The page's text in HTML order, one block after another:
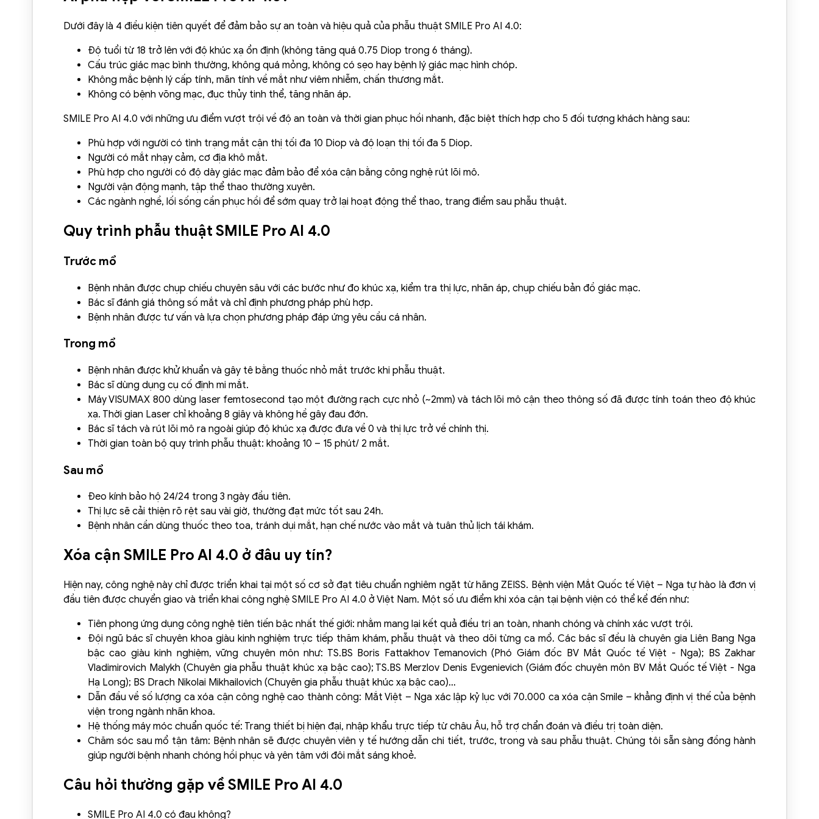
Dưới đây là 4 điều kiện tiên quyết để đảm bảo sự an toàn và hiệu quả của phẫu thuật SMILE Pro AI 4.0:
Độ tuổi từ 18 trở lên với độ khúc xạ ổn định (không tăng quá 0.75 Diop trong 6 tháng).
Cấu trúc giác mạc bình thường, không quá mỏng, không có sẹo hay bệnh lý giác mạc hình chóp.
Không mắc bệnh lý cấp tính, mãn tính về mắt như viêm nhiễm, chấn thương mắt.
Không có bệnh võng mạc, đục thủy tinh thể, tăng nhãn áp.
SMILE Pro AI 4.0 với những ưu điểm vượt trội về độ an toàn và thời gian phục hồi nhanh, đặc biệt thích hợp cho 5 đối tượng khách hàng sau:
Phù hợp với người có tình trạng mắt cận thị tối đa 10 Diop và độ loạn thị tối đa 5 Diop.
Người có mắt nhạy cảm, cơ địa khô mắt.
Phù hợp cho người có độ dày giác mạc đảm bảo để xóa cận bằng công nghệ rút lõi mô.
Người vận động mạnh, tập thể thao thường xuyên.
Các ngành nghề, lối sống cần phục hồi để sớm quay trở lại hoạt động thể thao, trang điểm sau phẫu thuật.
Quy trình phẫu thuật SMILE Pro AI 4.0
Trước mổ
Bệnh nhân được chụp chiếu chuyên sâu với các bước như đo khúc xạ, kiểm tra thị lực, nhãn áp, chụp chiếu bản đồ giác mạc.
Bác sĩ đánh giá thông số mắt và chỉ định phương pháp phù hợp.
Bệnh nhân được tư vấn và lựa chọn phương pháp đáp ứng yêu cầu cá nhân.
Trong mổ
Bệnh nhân được khử khuẩn và gây tê bằng thuốc nhỏ mắt trước khi phẫu thuật.
Bác sĩ dùng dụng cụ cố định mi mắt.
Máy VISUMAX 800 dùng laser femtosecond tạo một đường rạch cực nhỏ (~2mm) và tách lõi mô cận theo thông số đã được tính toán theo độ khúc
xạ. Thời gian Laser chỉ khoảng 8 giây và không hề gây đau đớn.
Bác sĩ tách và rút lõi mô ra ngoài giúp độ khúc xạ được đưa về 0 và thị lực trở về chính thị.
Thời gian toàn bộ quy trình phẫu thuật: khoảng 10 – 15 phút/ 2 mắt.
Sau mổ
Đeo kính bảo hộ 24/24 trong 3 ngày đầu tiên.
Thị lực sẽ cải thiện rõ rệt sau vài giờ, thường đạt mức tốt sau 24h.
Bệnh nhân cần dùng thuốc theo toa, tránh dụi mắt, hạn chế nước vào mắt và tuân thủ lịch tái khám.
Xóa cận SMILE Pro AI 4.0 ở đâu uy tín?
Hiện nay, công nghệ này chỉ được triển khai tại một số cơ sở đạt tiêu chuẩn nghiêm ngặt từ hãng ZEISS. Bệnh viện Mắt Quốc tế Việt – Nga tự hào là đơn vị
đầu tiên được chuyển giao và triển khai công nghệ SMILE Pro AI 4.0 ở Việt Nam. Một số ưu điểm khi xóa cận tại bệnh viện có thể kể đến như:
Tiên phong ứng dụng công nghệ tiên tiến bậc nhất thế giới: nhằm mang lại kết quả điều trị an toàn, nhanh chóng và chính xác vượt trội.
Đội ngũ bác sĩ chuyên khoa giàu kinh nghiệm trực tiếp thăm khám, phẫu thuật và theo dõi từng ca mổ. Các bác sĩ đều là chuyên gia Liên Bang Nga
bậc cao giàu kinh nghiệm, vững chuyên môn như: TS.BS Boris Fattakhov Temanovich (Phó Giám đốc BV Mắt Quốc tế Việt - Nga); BS Zakhar
Vladimirovich Malykh (Chuyên gia phẫu thuật khúc xạ bậc cao); TS.BS Merzlov Denis Evgenievich (Giám đốc chuyên môn BV Mắt Quốc tế Việt - Nga
Hạ Long); BS Drach Nikolai Mikhailovich (Chuyên gia phẫu thuật khúc xạ bậc cao)…
Dẫn đầu về số lượng ca xóa cận công nghệ cao thành công: Mắt Việt – Nga xác lập kỷ lục với 70.000 ca xóa cận Smile – khẳng định vị thế của bệnh
viện trong ngành nhãn khoa.
Hệ thống máy móc chuẩn quốc tế: Trang thiết bị hiện đại, nhập khẩu trực tiếp từ châu Âu, hỗ trợ chẩn đoán và điều trị toàn diện.
Chăm sóc sau mổ tận tâm: Bệnh nhân sẽ được chuyên viên y tế hướng dẫn chi tiết, trước, trong và sau phẫu thuật. Chúng tôi sẵn sàng đồng hành
giúp người bệnh nhanh chóng hồi phục và yên tâm với đôi mắt sáng khoẻ.
Câu hỏi thường gặp về SMILE Pro AI 4.0
SMILE Pro AI 4.0 có đau không?